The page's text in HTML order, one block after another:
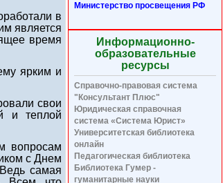
Министерство просвещения РФ
Информационно-
образовательные
ресурсы
Справочно-правовая система
"Консультант Плюс"
Юридическая справочная
система «Система Юрист»
Университетская библиотека
онлайн
Педагогическая библиотека
Библиотека Гумер -
гуманитарные науки
в
является
время
ярким и
свои
и теплой
вопросам
с Днем
самая